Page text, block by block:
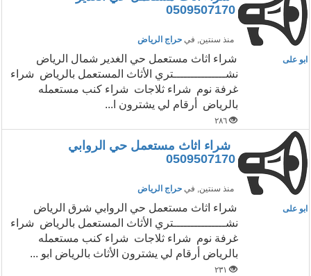
0509507170
منذ سنتين, في حراج الرياض
ابو على
شراء اثاث مستعمل حي الغدير شمال الرياض
نشـــــــــــــــتري الأثاث المستعمل بالرياض شراء
غرفة نوم شراء ثلاجات شراء كنب مستعمله
بالرياض أرقام لي يشترون ا...
٢٨٦
شراء اثاث مستعمل حي الروابي
0509507170
منذ سنتين, في حراج الرياض
ابو على
شراء اثاث مستعمل حي الروابي شرق الرياض
نشـــــــــــــــتري الأثاث المستعمل بالرياض شراء
غرفة نوم شراء ثلاجات شراء كنب مستعمله
بالرياض أرقام لي يشترون الأثاث بالرياض ابو ...
٢٣١